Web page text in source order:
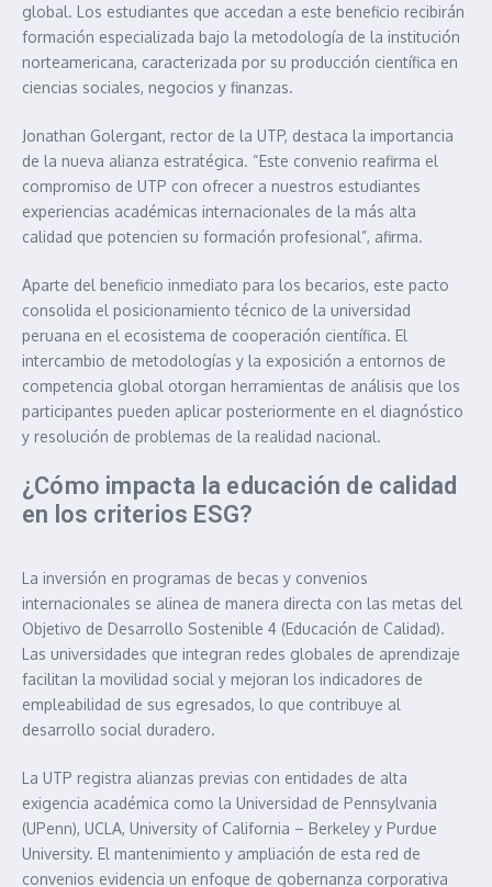
global. Los estudiantes que accedan a este beneficio recibirán
formación especializada bajo la metodología de la institución
norteamericana, caracterizada por su producción científica en
ciencias sociales, negocios y finanzas.
Jonathan Golergant, rector de la UTP, destaca la importancia
de la nueva alianza estratégica. “Este convenio reafirma el
compromiso de UTP con ofrecer a nuestros estudiantes
experiencias académicas internacionales de la más alta
calidad que potencien su formación profesional”, afirma.
Aparte del beneficio inmediato para los becarios, este pacto
consolida el posicionamiento técnico de la universidad
peruana en el ecosistema de cooperación científica. El
intercambio de metodologías y la exposición a entornos de
competencia global otorgan herramientas de análisis que los
participantes pueden aplicar posteriormente en el diagnóstico
y resolución de problemas de la realidad nacional.
¿Cómo impacta la educación de calidad
en los criterios ESG?
La inversión en programas de becas y convenios
internacionales se alinea de manera directa con las metas del
Objetivo de Desarrollo Sostenible 4 (Educación de Calidad).
Las universidades que integran redes globales de aprendizaje
facilitan la movilidad social y mejoran los indicadores de
empleabilidad de sus egresados, lo que contribuye al
desarrollo social duradero.
La UTP registra alianzas previas con entidades de alta
exigencia académica como la Universidad de Pennsylvania
(UPenn), UCLA, University of California – Berkeley y Purdue
University. El mantenimiento y ampliación de esta red de
convenios evidencia un enfoque de gobernanza corporativa